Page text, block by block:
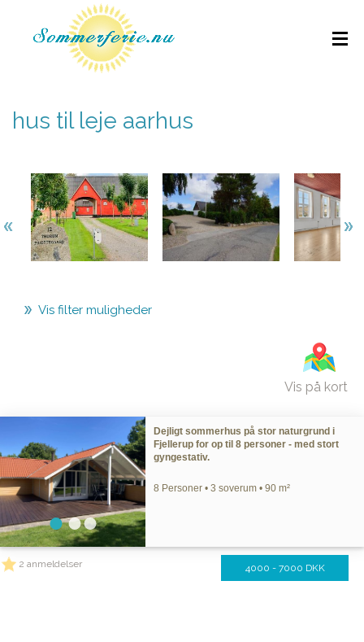
hus til leje aarhus
Vis filter muligheder
Vis på kort
Dejligt sommerhus på stor naturgrund i
Fjellerup for op til 8 personer - med stort
gyngestativ.
8 Personer • 3 soverum • 90 m²
2 anmeldelser 4000 - 7000 DKK